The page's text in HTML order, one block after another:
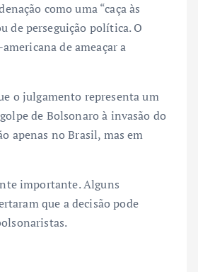
como uma “caça às
de perseguição política. O
de ameaçar a
o julgamento representa um
de Bolsonaro à invasão do
apenas no Brasil, mas em
importante. Alguns
que a decisão pode